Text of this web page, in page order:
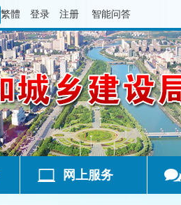
繁體 登录 注册 智能问答
网上服务